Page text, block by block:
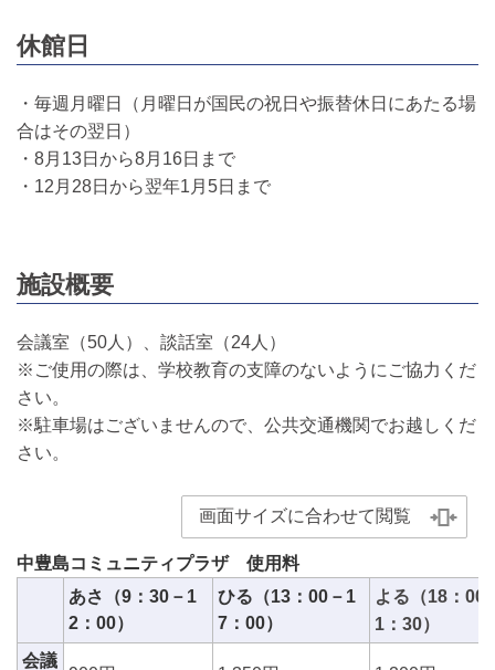
休館日
・毎週月曜日（月曜日が国民の祝日や振替休日にあたる場
合はその翌日）
・8月13日から8月16日まで
・12月28日から翌年1月5日まで
施設概要
会議室（50人）、談話室（24人）
※ご使用の際は、学校教育の支障のないようにご協力くだ
さい。
※駐車場はございませんので、公共交通機関でお越しくだ
さい。
画面サイズに合わせて閲覧
中豊島コミュニティプラザ 使用料
あさ（9：30－1
2：00）
ひる（13：00－1
7：00）
よる（18：00
1：30）
会議